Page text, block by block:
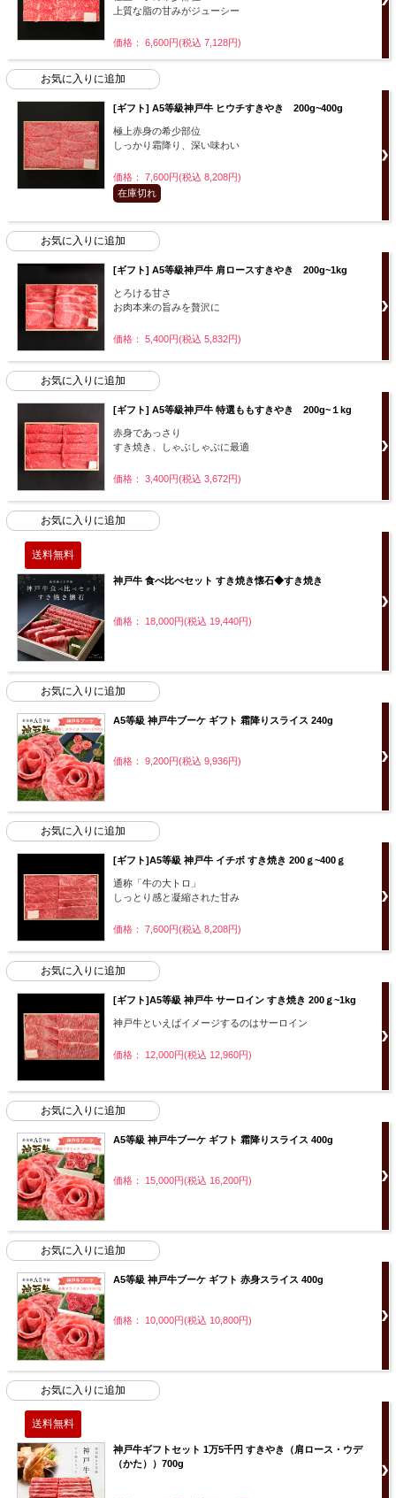
上質な脂の甘みがジューシー
価格： 6,600円(税込 7,128円)
[ギフト] A5等級神戸牛 ヒウチすきやき 200g~400g
極上赤身の希少部位
しっかり霜降り、深い味わい
価格： 7,600円(税込 8,208円)
在庫切れ
[ギフト] A5等級神戸牛 肩ロースすきやき 200g~1kg
とろける甘さ
お肉本来の旨みを贅沢に
価格： 5,400円(税込 5,832円)
[ギフト] A5等級神戸牛 特選ももすきやき 200g~１kg
赤身であっさり
すき焼き、しゃぶしゃぶに最適
価格： 3,400円(税込 3,672円)
神戸牛 食べ比べセット すき焼き懐石◆すき焼き
価格： 18,000円(税込 19,440円)
A5等級 神戸牛ブーケ ギフト 霜降りスライス 240g
価格： 9,200円(税込 9,936円)
[ギフト]A5等級 神戸牛 イチボ すき焼き 200ｇ~400ｇ
通称「牛の大トロ」
しっとり感と凝縮された甘み
価格： 7,600円(税込 8,208円)
[ギフト]A5等級 神戸牛 サーロイン すき焼き 200ｇ~1kg
神戸牛といえばイメージするのはサーロイン
価格： 12,000円(税込 12,960円)
A5等級 神戸牛ブーケ ギフト 霜降りスライス 400g
価格： 15,000円(税込 16,200円)
A5等級 神戸牛ブーケ ギフト 赤身スライス 400g
価格： 10,000円(税込 10,800円)
神戸牛ギフトセット 1万5千円 すきやき（肩ロース・ウデ
（かた））700g